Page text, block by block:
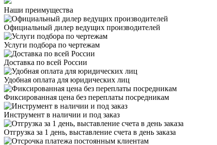
Наши преимущества
Официальный дилер ведущих производителей
Услуги подбора по чертежам
Доставка по всей России
Удобная оплата для юридических лиц
Фиксированная цена без переплаты посредникам
Инструмент в наличии и под заказ
Отгрузка за 1 день, выставление счета в день заказа